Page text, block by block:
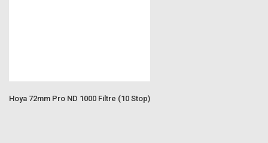
Hoya 72mm Pro ND 1000 Filtre (10 Stop)